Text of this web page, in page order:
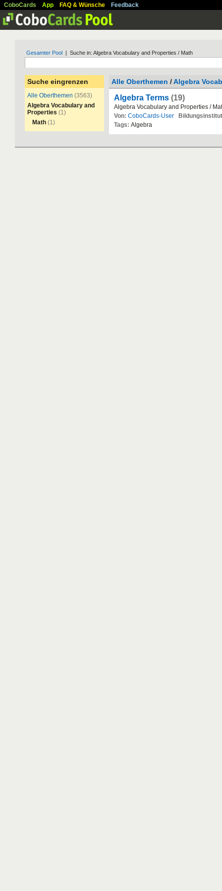
CoboCards App FAQ & Wünsche Feedback
Gesamter Pool | Suche in: Algebra Vocabulary and Properties / Math
Suche eingrenzen
Alle Oberthemen (3563)
Algebra Vocabulary and
Properties (1)
Math (1)
Alle Oberthemen /Algebra
Algebra Terms (19)
Algebra Vocabulary and Properties /
Von: CoboCards-User
Tags: Algebra